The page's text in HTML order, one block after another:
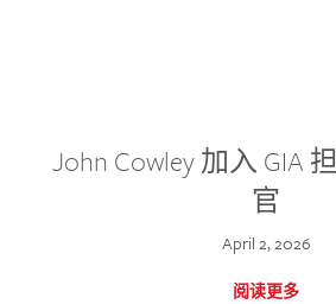
John Cowley 加入 GIA
官
April 2, 2026
阅读更多